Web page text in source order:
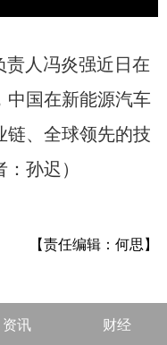
责人冯炎强近日在
中国在新能源汽车
链、全球领先的技
孙迟）
【责任编辑：何思】
资讯 财经